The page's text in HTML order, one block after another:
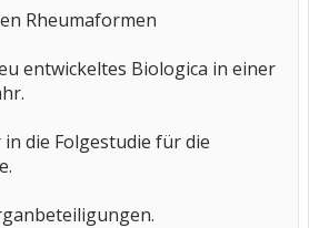
Rheumaformen
entwickeltes Biologica in einer
die Folgestudie für die